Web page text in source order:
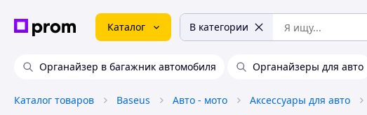
Каталог В категории
Органайзер в багажник автомобиля Органайзеры для авто
Каталог товаров Baseus Авто - мото Аксессуары для авто